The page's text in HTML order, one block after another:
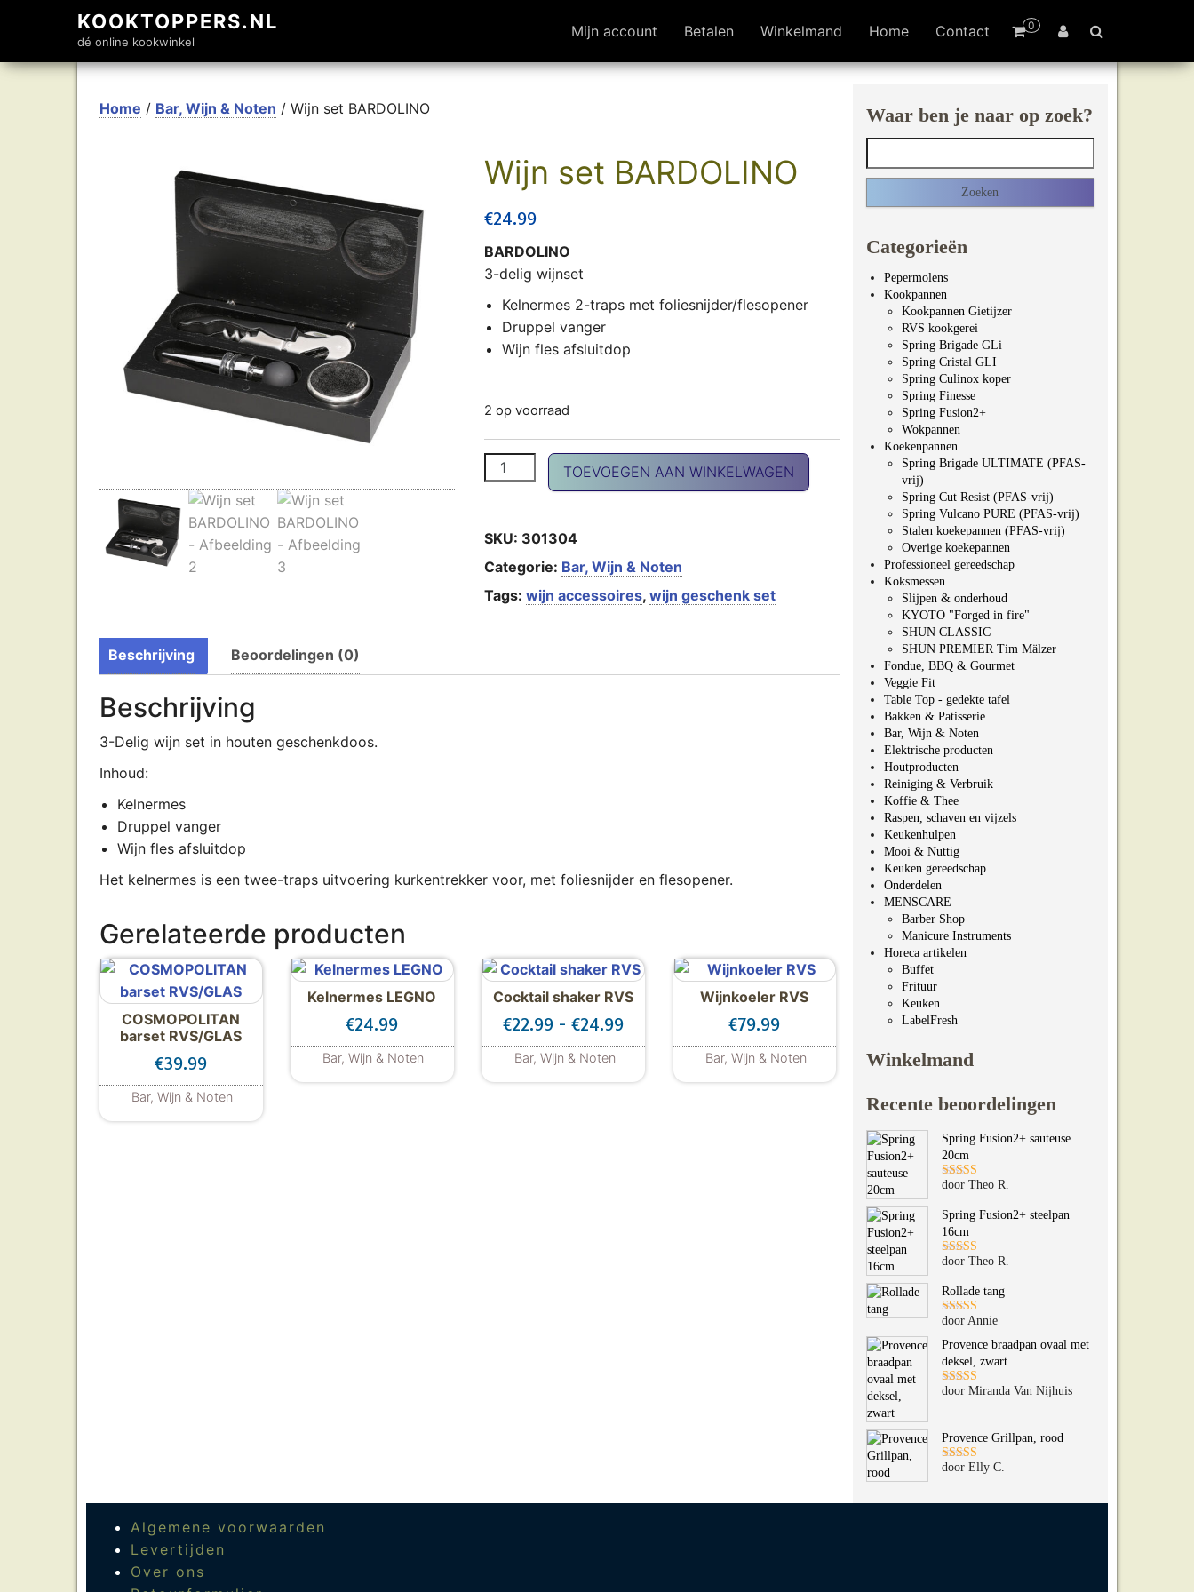
KOOKTOPPERS.NL
dé online kookwinkel
0
Mijn account Betalen Winkelmand Home Contact
Home / Bar, Wijn & Noten / Wijn set BARDOLINO
Wijn set BARDOLINO
€24.99
BARDOLINO
3-delig wijnset
Kelnermes 2-traps met foliesnijder/flesopener
Druppel vanger
Wijn fles afsluitdop
2 op voorraad
Wijn set BARDOLINO aantal
TOEVOEGEN AAN WINKELWAGEN
SKU: 301304
Categorie: Bar, Wijn & Noten
Tags: wijn accessoires, wijn geschenk set
Beschrijving Beoordelingen (0)
Beschrijving
3-Delig wijn set in houten geschenkdoos.
Inhoud:
Kelnermes
Druppel vanger
Wijn fles afsluitdop
Het kelnermes is een twee-traps uitvoering kurkentrekker voor, met foliesnijder en flesopener.
Gerelateerde producten
COSMOPOLITAN
barset RVS/GLAS
€39.99
Bar, Wijn & Noten
Kelnermes LEGNO
€24.99
Bar, Wijn & Noten
Cocktail shaker RVS
€22.99 - €24.99Prijsklasse: €22.99 tot €24.99
Bar, Wijn & Noten
Dit product heeft meerdere variaties. Deze optie kan gekozen worden op de productpagina
Wijnkoeler RVS
€79.99
Bar, Wijn & Noten
Waar ben je naar op zoek?
Categorieën
Pepermolens
Kookpannen
Kookpannen Gietijzer
RVS kookgerei
Spring Brigade GLi
Spring Cristal GLI
Spring Culinox koper
Spring Finesse
Spring Fusion2+
Wokpannen
Koekenpannen
Spring Brigade ULTIMATE (PFAS-
vrij)
Spring Cut Resist (PFAS-vrij)
Spring Vulcano PURE (PFAS-vrij)
Stalen koekepannen (PFAS-vrij)
Overige koekepannen
Professioneel gereedschap
Koksmessen
Slijpen & onderhoud
KYOTO "Forged in fire"
SHUN CLASSIC
SHUN PREMIER Tim Mälzer
Fondue, BBQ & Gourmet
Veggie Fit
Table Top - gedekte tafel
Bakken & Patisserie
Bar, Wijn & Noten
Elektrische producten
Houtproducten
Reiniging & Verbruik
Koffie & Thee
Raspen, schaven en vijzels
Keukenhulpen
Mooi & Nuttig
Keuken gereedschap
Onderdelen
MENSCARE
Barber Shop
Manicure Instruments
Horeca artikelen
Buffet
Frituur
Keuken
LabelFresh
Winkelmand
Recente beoordelingen
Spring Fusion2+ sauteuse
20cm
Gewaardeerd
door Theo R.
Spring Fusion2+ steelpan
16cm
Gewaardeerd
door Theo R.
Rollade tang
Gewaardeerd
5uit 5
door Annie
Provence braadpan ovaal met
deksel, zwart
Gewaardeerd
door Miranda Van Nijhuis
Provence Grillpan, rood
Gewaardeerd
door Elly C.
Algemene voorwaarden
Levertijden
Over ons